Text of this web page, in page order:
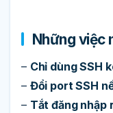
Những việc
– Chỉ dùng SSH
– Đổi port SSH
– Tắt đăng